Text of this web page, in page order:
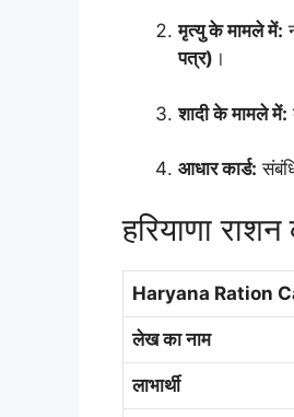
मृत्यु के मामले में:
पत्र) ।
शादी के मामले में:
आधार कार्ड:
हरियाणा
Haryana Ration
लेख का नाम
लाभार्थी